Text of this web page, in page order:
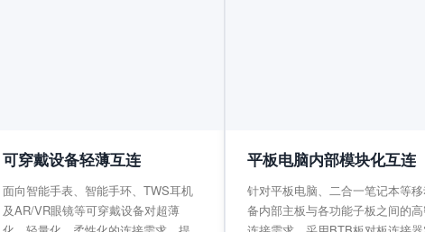
可穿戴设备轻薄互连
面向智能手表、智能手环、TWS耳机
及AR/VR眼镜等可穿戴设备对超薄
平板电脑内部模块化互连
针对平板电脑、二合一笔记本等
备内部主板与各功能子板之间的